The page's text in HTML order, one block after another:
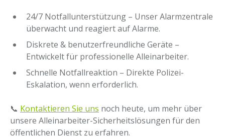
24/7 Notfallunterstützung – Unser Alarmzentrale
überwacht und reagiert auf Alarme.
Diskrete & benutzerfreundliche Geräte –
Entwickelt für professionelle Alleinarbeiter.
Schnelle Notfallreaktion – Direkte Polizei-
Eskalation, wenn erforderlich.
📞 Kontaktieren Sie uns noch heute, um mehr über
unsere Alleinarbeiter-Sicherheitslösungen für den
öffentlichen Dienst zu erfahren.